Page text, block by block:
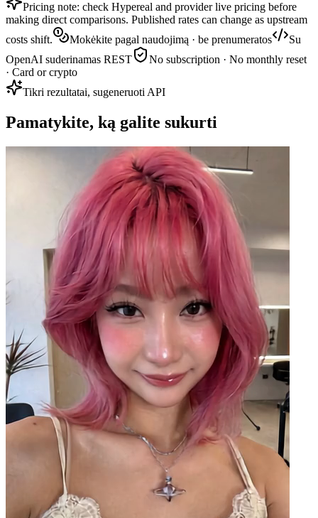
Pricing note: check Hypereal and provider live pricing before
making direct comparisons. Published rates can change as upstream
costs shift.
Mokėkite pagal naudojimą · be prenumeratos
Su
OpenAI suderinamas REST
No subscription · No monthly reset
· Card or crypto
Tikri rezultatai, sugeneruoti API
Pamatykite, ką galite sukurti